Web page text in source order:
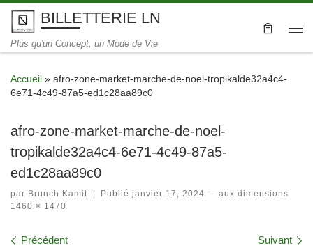
Skip to content
BILLETTERIE LN
Plus qu'un Concept, un Mode de Vie
Accueil » afro-zone-market-marche-de-noel-tropikalde32a4c4-
6e71-4c49-87a5-ed1c28aa89c0
afro-zone-market-marche-de-noel-
tropikalde32a4c4-6e71-4c49-87a5-
ed1c28aa89c0
par Brunch Kamit Publiéjanvier 17, 2024 - aux dimensions
1460 × 1470
Navigation dans les images
Précédent Suivant